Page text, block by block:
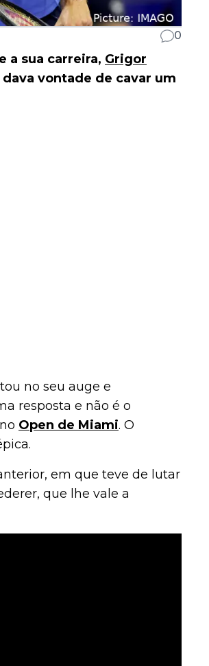
0
a sua carreira, Grigor
vontade de cavar um
no seu auge e
resposta e não é o
Open de Miami. O
em que teve de lutar
que lhe vale a